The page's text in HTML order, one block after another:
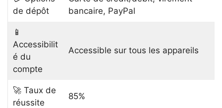
de dépôt
bancaire, PayPal
📱
Accessibilit
é du
compte
Accessible sur tous les appareils
🚀 Taux de
réussite
85%